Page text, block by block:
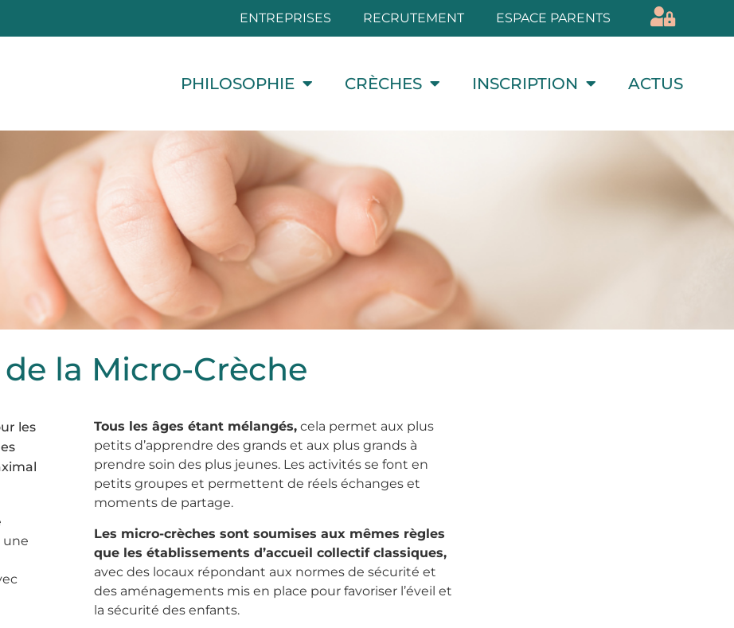
ENTREPRISES RECRUTEMENT ESPACE PARENTS
PHILOSOPHIE CRÈCHES INSCRIPTION ACTUS
la Micro-Crèche
les
une
Tous les âges étant mélangés, cela permet aux plus
petits d’apprendre des grands et aux plus grands à
prendre soin des plus jeunes. Les activités se font en
petits groupes et permettent de réels échanges et
moments de partage.
Les micro-crèches sont soumises aux mêmes règles
que les établissements d’accueil collectif classiques,
avec des locaux répondant aux normes de sécurité et
des aménagements mis en place pour favoriser l’éveil et
la sécurité des enfants.